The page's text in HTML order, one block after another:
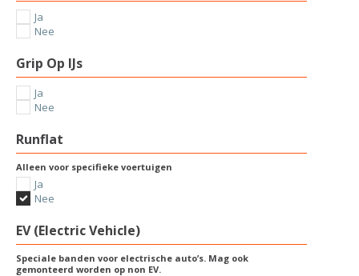
Ja
Nee
Grip Op IJs
Ja
Nee
Runflat
Alleen voor specifieke voertuigen
Ja
Nee
EV (Electric Vehicle)
Speciale banden voor electrische auto’s. Mag ook
gemonteerd worden op non EV.